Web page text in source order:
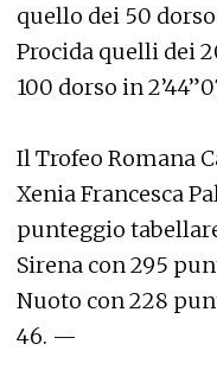
quello dei 50
Procida quelli dei
100 dorso in
Il Trofeo Romana
Xenia Francesca
punteggio
Sirena con 295
Nuoto con 228
46. —